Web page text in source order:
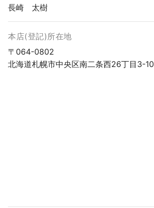
長崎 太樹
本店(登記)所在地
〒064-0802
北海道札幌市中央区南二条西26丁目3-10